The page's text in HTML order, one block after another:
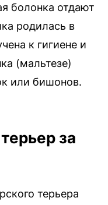
болонка отдают
родилась в
к гигиене и
(мальтезе)
или бишонов.
за
терьера